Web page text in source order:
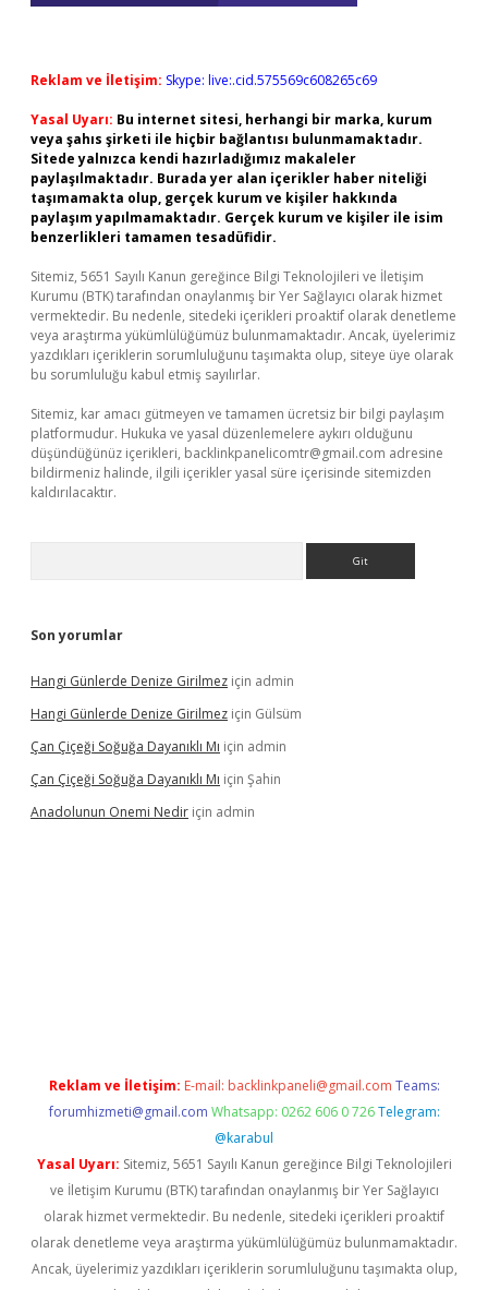
Reklam ve İletişim: Skype: live:.cid.575569c608265c69
Yasal Uyarı: Bu internet sitesi, herhangi bir marka, kurum
veya şahıs şirketi ile hiçbir bağlantısı bulunmamaktadır.
Sitede yalnızca kendi hazırladığımız makaleler
paylaşılmaktadır. Burada yer alan içerikler haber niteliği
taşımamakta olup, gerçek kurum ve kişiler hakkında
paylaşım yapılmamaktadır. Gerçek kurum ve kişiler ile isim
benzerlikleri tamamen tesadüfidir.
Sitemiz, 5651 Sayılı Kanun gereğince Bilgi Teknolojileri ve İletişim
Kurumu (BTK) tarafından onaylanmış bir Yer Sağlayıcı olarak hizmet
vermektedir. Bu nedenle, sitedeki içerikleri proaktif olarak denetleme
veya araştırma yükümlülüğümüz bulunmamaktadır. Ancak, üyelerimiz
yazdıkları içeriklerin sorumluluğunu taşımakta olup, siteye üye olarak
bu sorumluluğu kabul etmiş sayılırlar.
Sitemiz, kar amacı gütmeyen ve tamamen ücretsiz bir bilgi paylaşım
platformudur. Hukuka ve yasal düzenlemelere aykırı olduğunu
düşündüğünüz içerikleri, backlinkpanelicomtr@gmail.com adresine
bildirmeniz halinde, ilgili içerikler yasal süre içerisinde sitemizden
kaldırılacaktır.
Son yorumlar
Hangi Günlerde Denize Girilmez için admin
Hangi Günlerde Denize Girilmez için Gülsüm
Çan Çiçeği Soğuğa Dayanıklı Mı için admin
Çan Çiçeği Soğuğa Dayanıklı Mı için Şahin
Anadolunun Onemi Nedir için admin
Reklam ve İletişim: E-mail: backlinkpaneli@gmail.com Teams:
forumhizmeti@gmail.com Whatsapp: 0262 606 0 726 Telegram:
@karabul
Yasal Uyarı: Sitemiz, 5651 Sayılı Kanun gereğince Bilgi Teknolojileri
ve İletişim Kurumu (BTK) tarafından onaylanmış bir Yer Sağlayıcı
olarak hizmet vermektedir. Bu nedenle, sitedeki içerikleri proaktif
olarak denetleme veya araştırma yükümlülüğümüz bulunmamaktadır.
Ancak, üyelerimiz yazdıkları içeriklerin sorumluluğunu taşımakta olup,